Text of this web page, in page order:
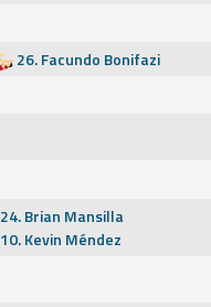
26. Facundo Bonifazi
24. Brian Mansilla
10. Kevin Méndez